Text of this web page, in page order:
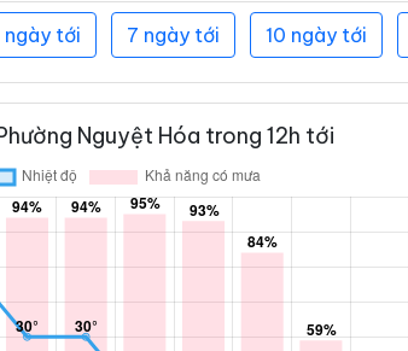
ngày tới 7 ngày tới 10 ngày tới
Nguyệt Hóa trong 12h tới